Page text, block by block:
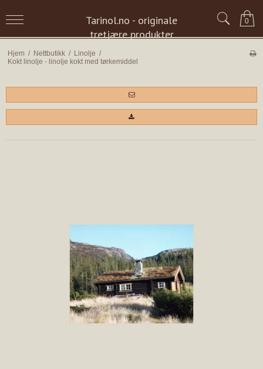
Tarinol.no - originale
tretjære produkter
0
Hjem / Nettbutikk / Linolje /
Kokt linolje - linolje kokt med tørkemiddel